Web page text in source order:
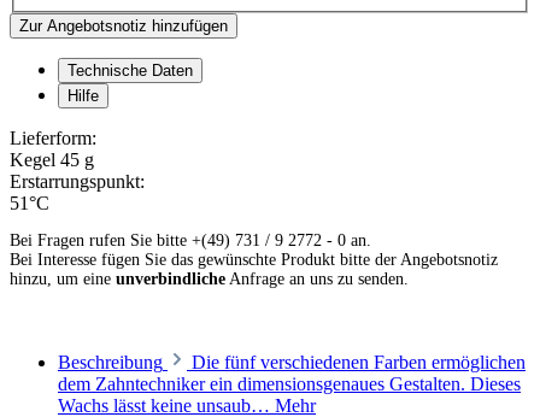
Zur Angebotsnotiz hinzufügen
Technische Daten
Hilfe
Lieferform:
Kegel 45 g
Erstarrungspunkt:
51°C
Bei Fragen rufen Sie bitte +(49) 731 / 9 2772 - 0 an.
Bei Interesse fügen Sie das gewünschte Produkt bitte der Angebotsnotiz
hinzu, um eine unverbindliche Anfrage an uns zu senden.
Beschreibung
Die fünf verschiedenen Farben ermöglichen
dem Zahntechniker ein dimensionsgenaues Gestalten. Dieses
Wachs lässt keine unsaub… Mehr